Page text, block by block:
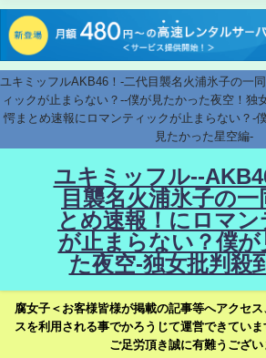
ユキミッフルAKB46！-二代目襲名火浦氷子の一
ィックが止まらない？--僕が見たかった夜空！独
愕まとめ速報にロマンティックが止まらない？-
見たかった星空編-
ユキミッフル--
目襲名火浦氷子の一
とめ速報！にロマン
が止まらない？僕が
た夜空-独女批判殺
腐女子＜お客様皆様が掲載の記事等へアクセ
スを利用される事でかろうじて運営できてい
ご足労頂き誠に有難うござい